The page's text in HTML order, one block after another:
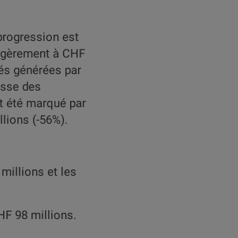
est
à CHF
générées par
des
été marqué par
(-56%).
millions et les
98 millions.